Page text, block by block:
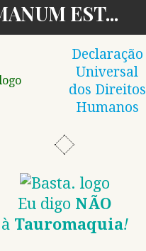
EST
Declaração
Universal
dos Direitos
Humanos
Eu digo NÃO
à Tauromaquia!